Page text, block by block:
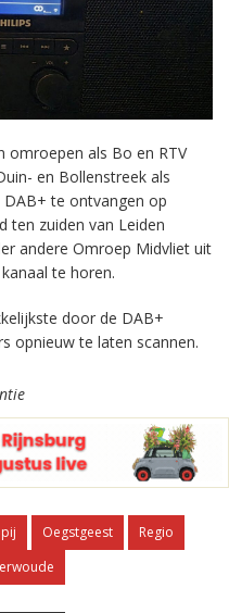
omroepen als Bo en RTV
en Bollenstreek als
te ontvangen op
ten zuiden van Leiden
andere Omroep Midvliet uit
te horen.
door de DAB+
opnieuw te laten scannen.
Oegstgeest
Regio